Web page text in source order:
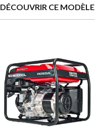
DÉCOUVRIR CE MODÈLE